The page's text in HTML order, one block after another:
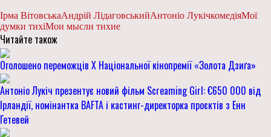
Ірма ВітовськаАндрій ЛідаговськийАнтоніо ЛукічкомедіяМої
думки тихіМои мысли тихие
Читайте також
Оголошено переможців Х Національної кінопремії «Золота Дзиґа»
Антоніо Лукіч презентує новий фільм Screaming Girl: €650 000 від
Ірландії, номінантка BAFTA і кастинг-директорка проєктів з Енн
Гетевей